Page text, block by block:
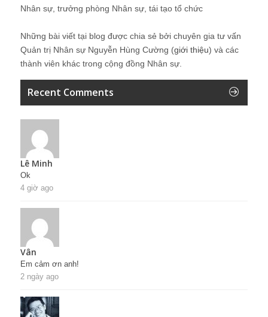
Nhân sự, trưởng phòng Nhân sự, tái tạo tổ chức
Những bài viết tại blog được chia sẻ bởi chuyên gia tư vấn
Quản trị Nhân sự Nguyễn Hùng Cường (giới thiệu) và các
thành viên khác trong cộng đồng Nhân sự.
Recent Comments
Lê Minh
Ok
4 giờ ago
Vân
Em cảm ơn anh!
2 ngày ago